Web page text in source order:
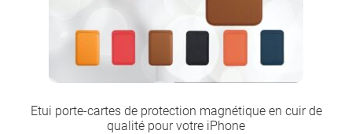
Etui porte-cartes de protection magnétique en cuir de
qualité pour votre iPhone